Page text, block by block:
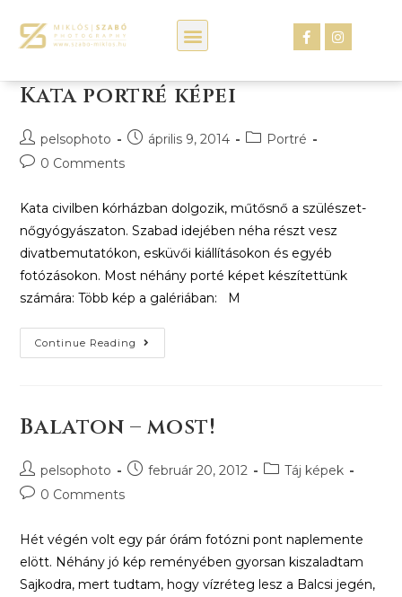
Kata portré képei
pelsophoto április 9, 2014
Portré
0 Comments
Kata civilben kórházban dolgozik, műtősnő a szülészet-
nőgyógyászaton. Szabad idejében néha részt vesz
divatbemutatókon, esküvői kiállításokon és egyéb
fotózásokon. Most néhány porté képet készítettünk
számára: Több kép a galériában: M
Continue Reading
Balaton – most!
pelsophoto február 20, 2012
Táj képek
0 Comments
Hét végén volt egy pár órám fotózni pont naplemente
elött. Néhány jó kép reményében gyorsan kiszaladtam
Sajkodra, mert tudtam, hogy vízréteg lesz a Balcsi jegén,